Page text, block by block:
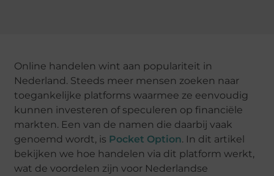
Online handelen wint aan populariteit in
Nederland. Steeds meer mensen zoeken naar
toegankelijke platforms waarmee ze eenvoudig
kunnen investeren of speculeren op financiële
markten. Een van de namen die daarbij vaak
genoemd wordt, is Pocket Option. In dit artikel
bekijken we hoe handelen via dit platform werkt,
wat de voordelen zijn voor Nederlandse